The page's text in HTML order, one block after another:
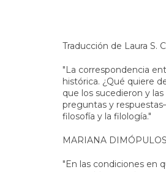
Traducción de Laura S.
"La correspondencia
histórica. ¿Qué quiere
que los sucedieron y
preguntas y
filosofía y la filología."
MARIANA DIMÓPULOS
"En las condiciones en